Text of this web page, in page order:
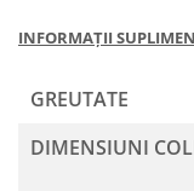
INFORMAȚII
GREUTATE
DIMENSIUNI